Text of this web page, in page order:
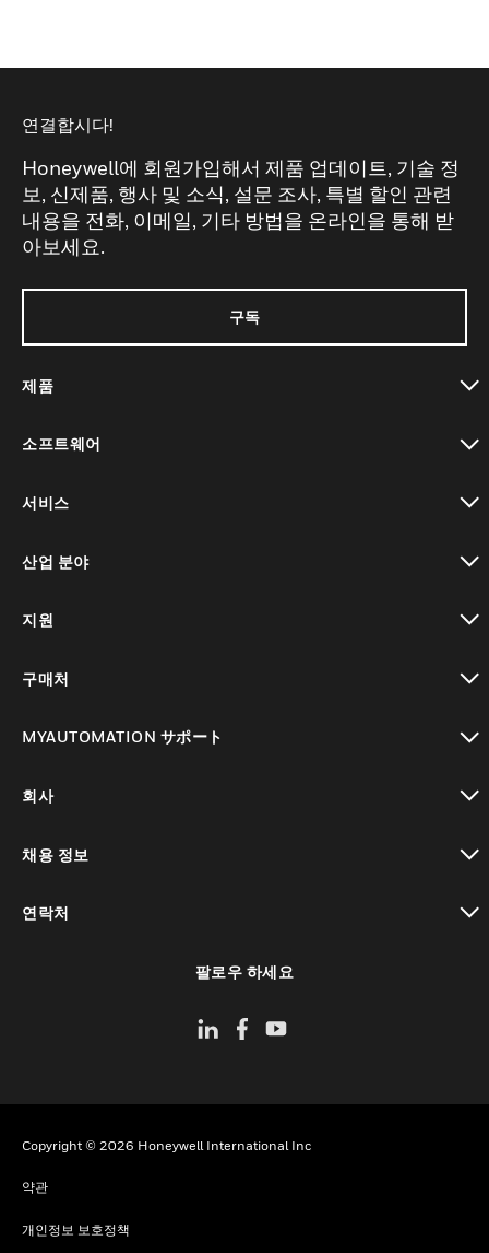
연결합시다!
Honeywell에 회원가입해서 제품 업데이트, 기술 정
보, 신제품, 행사 및 소식, 설문 조사, 특별 할인 관련
내용을 전화, 이메일, 기타 방법을 온라인을 통해 받
아보세요.
구독
제품
소프트웨어
서비스
산업 분야
지원
구매처
MYAUTOMATION サポート
회사
채용 정보
연락처
팔로우 하세요
Copyright © 2026 Honeywell International Inc
약관
개인정보 보호정책